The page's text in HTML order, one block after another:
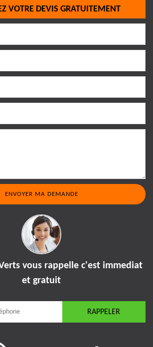
VOTRE DEVIS GRATUITEMENT
vous rappelle c'est immediat
et gratuit